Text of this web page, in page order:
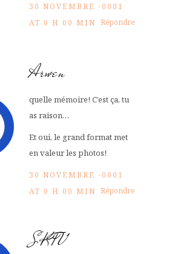
30 NOVEMBRE -0001
AT 0 H 00 MIN Répondre
Arwen
quelle mémoire! C’est ça, tu
as raison…
Et oui, le grand format met
en valeur les photos!
30 NOVEMBRE -0001
AT 0 H 00 MIN Répondre
SKTV